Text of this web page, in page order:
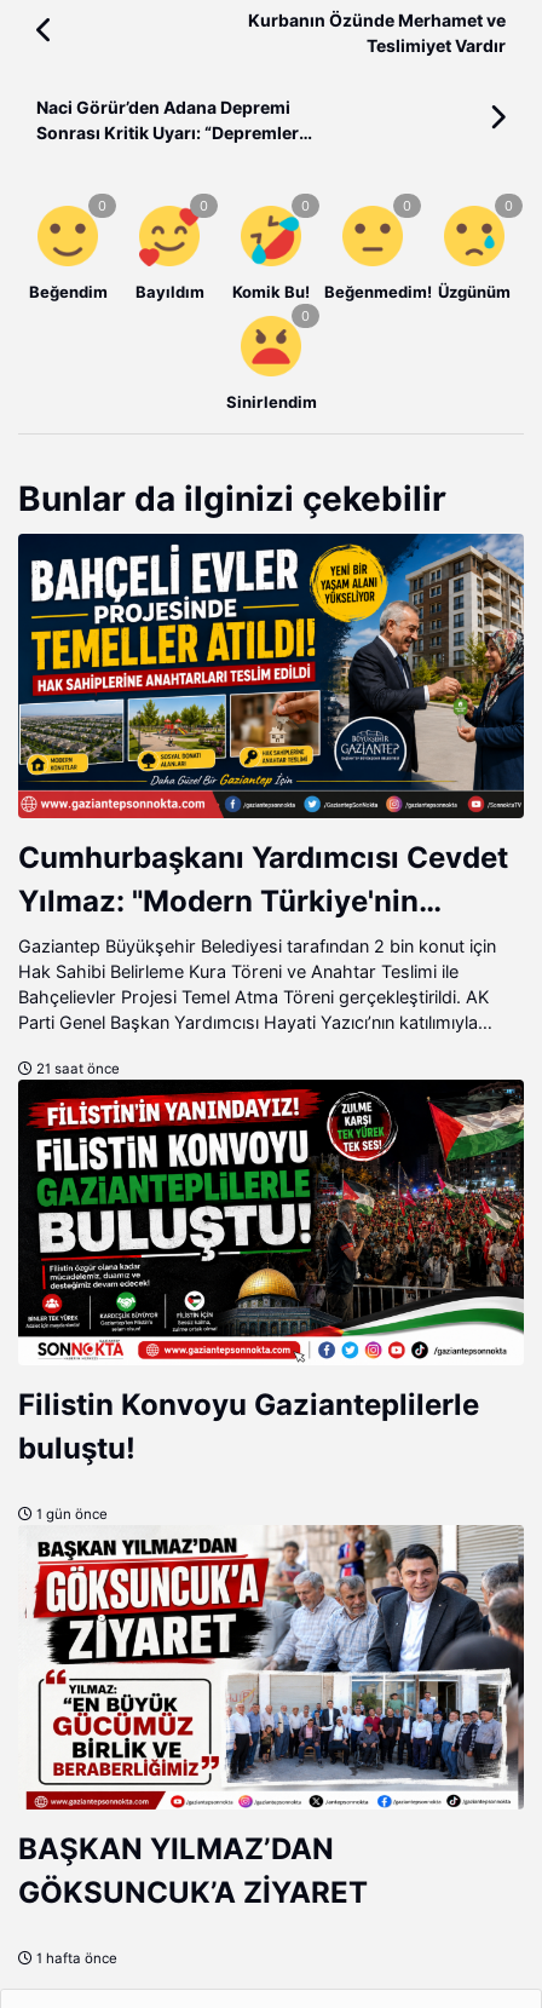
Kurbanın Özünde Merhamet ve
Teslimiyet Vardır
Naci Görür’den Adana Depremi
Sonrası Kritik Uyarı: “Depremler
Beğendim Bayıldım Komik Bu! Beğenmedim! Üzgünüm
Sinirlendim
Bunlar da ilginizi çekebilir
Cumhurbaşkanı Yardımcısı Cevdet
Yılmaz: "Modern Türkiye'nin
İmarında Cumhurbaşkanımızın
Büyük Gayretleri Var"
Gaziantep Büyükşehir Belediyesi tarafından 2 bin konut için
Hak Sahibi Belirleme Kura Töreni ve Anahtar Teslimi ile
Bahçelievler Projesi Temel Atma Töreni gerçekleştirildi. AK
Parti Genel Başkan Yardımcısı Hayati Yazıcı’nın katılımıyla
Müstakilevler Projesiyle ilgili müjdeli haber kamuoyu ile
paylaşıldı.
21 saat önce
Filistin Konvoyu Gazianteplilerle
buluştu!
1 gün önce
BAŞKAN YILMAZ’DAN
GÖKSUNCUK’A ZİYARET
1 hafta önce